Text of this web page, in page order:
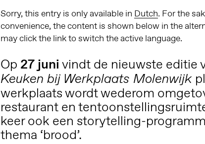
Sorry, this entry is only available in Dutch. For the
convenience, the content is shown below in the
may click the link to switch the active language.
Op 27 juni vindt de nieuwste editie
Keuken bij Werkplaats Molenwijk
werkplaats wordt wederom
restaurant en
keer ook een storytelling-
thema ‘brood’.